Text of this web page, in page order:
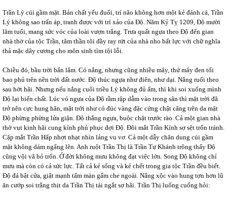
Trần Lý cúi gầm mặt. Bản chất yếu đuối, trí não không hơn một kẻ đánh cá, Trần
Lý không sao trấn áp, tranh được với trí xảo của Độ. Năm Kỷ Tỵ 1209, Độ mười
lăm tuổi, mang sức vóc của loài vượn trắng. Trưa quất ngựa theo Độ đến gian
nhà thờ của tộc Trần, tâm thần tôi đầy ray rứt của nhà nho bất lực với chữ nghĩa
thả mặc dây cương cho môn sinh tìm tội lỗi.
Chiều đó, bầu trời bẩn lắm. Có nắng, nhưng cũng nhiều mây, thứ mây đen tối
bao phủ trên nền trời đất nước. Độ thúc ngựa như điên, như dại. Nắng ruổi theo
sau hớt hãi. Nhưng nếu nắng cuối triều Lý không đủ ấm, thì khi soi xuống mình
Độ lại biến chất. Lúc vó ngựa của Độ rầm rập dẫm vào trong sân thì mặt trời đã
trở nên cực hung hãn, mặt trời như có đúc vàng đặc cứng chật căng trên da mặt
Độ phừng phừng lửa giận. Độ thắng ngựa, buộc chặt trước rào. Cả một gian nhà
thờ vụt kinh hãi cung kính phủ phục đợi Độ. Đôi mắt Trần Kính sợ sệt trốn tránh.
Cặp mắt Trần Hấp nhợt nhạt nhìn lảng vu vơ. Cả một dẫy chân dung cúi gầm
mặt không dám ngẩng lên. Anh ruột Trần Thị là Trần Tự Khánh trông thấy Độ
cũng vội vã bỏ trốn. Ở đời không mưu không đạt việc lớn. Song Độ không chỉ
mưu mà còn có cả sức lực. Tất cả kẻ sống và kẻ chết trong gia tộc Trần đều biết.
Độ đá bật cửa, giật mạnh tấm màn gấm che ngoài. Nắng xộc vào hung tợn hơn lũ
ăn cướp soi trắng thịt da Trần Thị tái ngắt sợ hãi. Trần Thị luống cuống hỏi: